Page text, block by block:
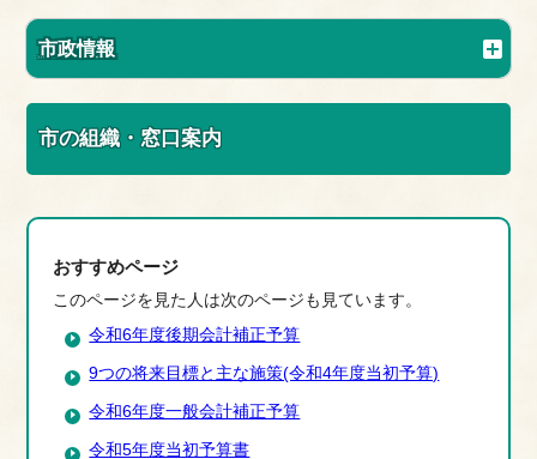
市政情報
市の組織・窓口案内
おすすめページ
このページを見た人は次のページも見ています。
令和6年度後期会計補正予算
9つの将来目標と主な施策(令和4年度当初予算)
令和6年度一般会計補正予算
令和5年度当初予算書